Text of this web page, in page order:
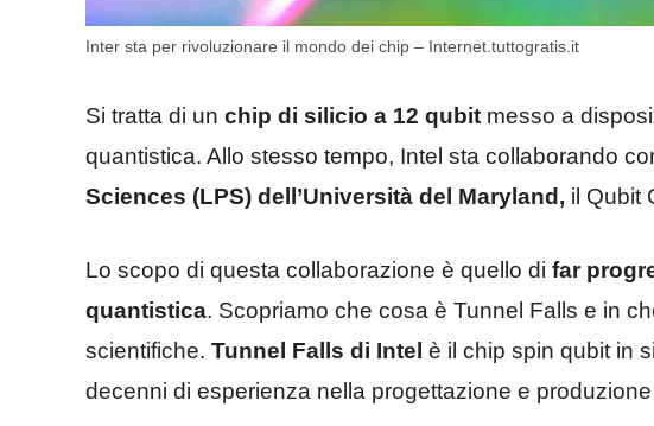
Inter sta per rivoluzionare il mondo dei chip – Internet.tuttogratis.it
Si tratta di un chip di silicio a 12 qubit messo a
quantistica. Allo stesso tempo, Intel sta collaborando
Sciences (LPS) dell’Università del Maryland, il Qubit
Lo scopo di questa collaborazione è quello di far
quantistica. Scopriamo che cosa è Tunnel Falls e in
scientifiche. Tunnel Falls di Intel è il chip spin qubit in
decenni di esperienza nella progettazione e produzione